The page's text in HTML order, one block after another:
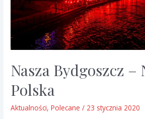
Nasza Bydgoszcz –
Polska
Aktualności,Polecane / 23 stycznia 2020